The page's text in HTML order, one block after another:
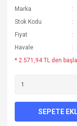
Marka
Stok Kodu
Fiyat
Havale
* 2.571,94 TL den
SEPETE